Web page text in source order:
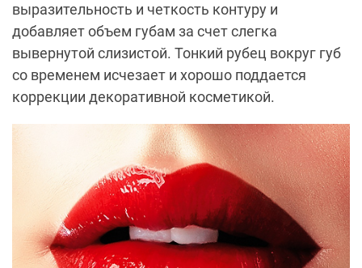
выразительность и четкость контуру и
добавляет объем губам за счет слегка
вывернутой слизистой. Тонкий рубец вокруг губ
со временем исчезает и хорошо поддается
коррекции декоративной косметикой.